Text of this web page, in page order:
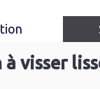
à visser